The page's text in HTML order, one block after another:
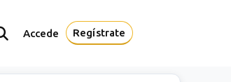
Accede Regístrate